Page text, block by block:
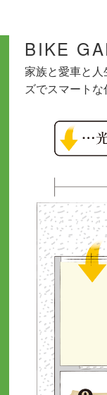
BIKE
家族と愛車と
ズでスマートな